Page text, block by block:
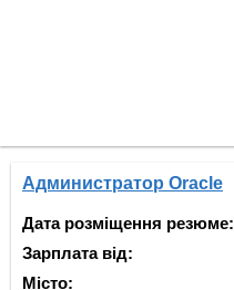
Администратор Oracle
Дата розміщення резюме:
Зарплата від:
Місто: